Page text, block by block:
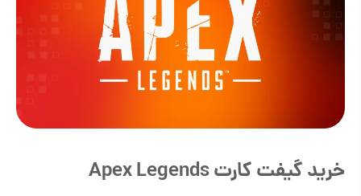
خرید گیفت کارت Apex Legends